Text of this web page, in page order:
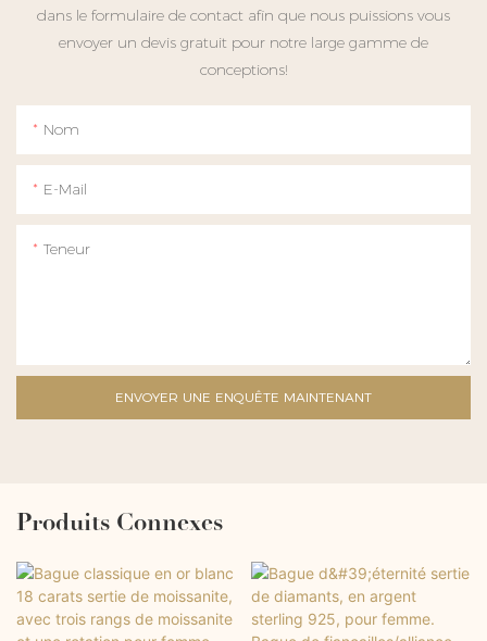
dans le formulaire de contact afin que nous puissions vous
envoyer un devis gratuit pour notre large gamme de
conceptions!
Nom
E-Mail
Teneur
ENVOYER UNE ENQUÊTE MAINTENANT
Produits Connexes